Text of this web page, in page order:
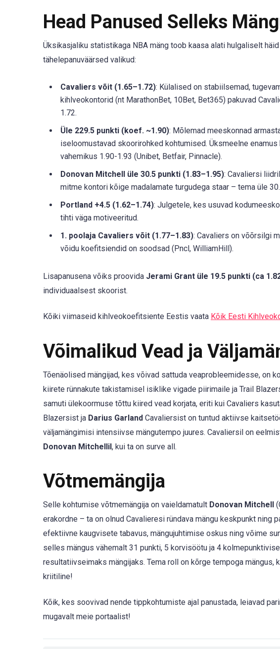
Head Panused Selleks
Üksikasjaliku statistikaga NBA mäng toob kaasa alati hulgaliselt häid
tähelepanuväärsed valikud:
Cavaliers võit (1.65–1.72): Külalised on stabiilsemad,
kihlveokontorid (nt MarathonBet, 10Bet, Bet365) pakuvad
1.72.
Üle 229.5 punkti (koef. ~1.90): Mõlemad meeskonnad
iseloomustavad skoorirohked kohtumised. Üksmeelne
vahemikus 1.90-1.93 (Unibet, Betfair, Pinnacle).
Donovan Mitchell üle 30.5 punkti (1.83–1.95): Cavaliersi
mitme kontori kõige madalamate turgudega staar – tema üle
Portland +4.5 (1.62–1.74): Julgetele, kes usuvad
tihti väga motiveeritud.
1. poolaja Cavaliers võit (1.77–1.83): Cavaliers on võõrsilgi
võidu koefitsiendid on soodsad (Pncl, WilliamHill).
Lisapanusena võiks proovida Jerami Grant üle 19.5 punkti (ca
individuaalsest skoorist.
Kõiki viimaseid kihlveokoefitsiente Eestis vaata Kõik Eesti
Võimalikud Vead ja
Tõenäolised mängijad, kes võivad sattuda veaprobleemidesse, on
kiirete rünnakute takistamisel isiklike vigade piirimaile ja Trail
samuti ülekoormuse tõttu kiired vead korjata, eriti kui Cavaliers
Blazersist ja Darius Garland Cavaliersist on tuntud aktiivse
väljamängimisi intensiivse mängutempo juures. Cavaliersil on
Donovan Mitchellil, kui ta on surve all.
Võtmemängija
Selle kohtumise võtmemängija on vaieldamatult Donovan Mitchell
erakordne – ta on olnud Cavalieresi ründava mängu keskpunkt ning
efektiivne kaugvisete tabavus, mängujuhtimise oskus ning võime
selles mängus vähemalt 31 punkti, 5 korvisöötu ja 4
resultatiivseimaks mängijaks. Tema roll on kõrge tempoga
kriitiline!
Kõik, kes soovivad nende tippkohtumiste ajal panustada, leiavad
mugavalt meie portaalist!